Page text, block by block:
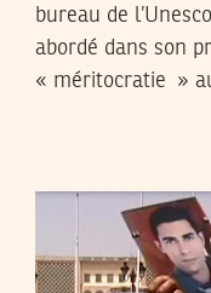
bureau de
abordé dans son
« méritocratie »